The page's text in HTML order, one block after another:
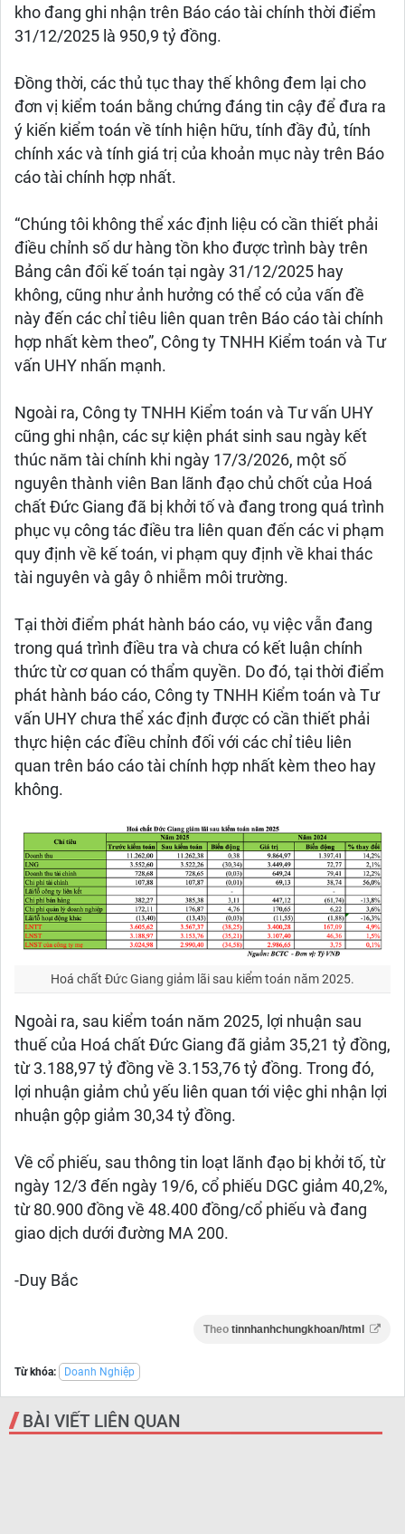
kho đang ghi nhận trên Báo cáo tài chính thời điểm
31/12/2025 là 950,9 tỷ đồng.
Đồng thời, các thủ tục thay thế không đem lại cho
đơn vị kiểm toán bằng chứng đáng tin cậy để đưa ra
ý kiến kiểm toán về tính hiện hữu, tính đầy đủ, tính
chính xác và tính giá trị của khoản mục này trên Báo
cáo tài chính hợp nhất.
“Chúng tôi không thể xác định liệu có cần thiết phải
điều chỉnh số dư hàng tồn kho được trình bày trên
Bảng cân đối kế toán tại ngày 31/12/2025 hay
không, cũng như ảnh hưởng có thể có của vấn đề
này đến các chỉ tiêu liên quan trên Báo cáo tài chính
hợp nhất kèm theo”, Công ty TNHH Kiểm toán và Tư
vấn UHY nhấn mạnh.
Ngoài ra, Công ty TNHH Kiểm toán và Tư vấn UHY
cũng ghi nhận, các sự kiện phát sinh sau ngày kết
thúc năm tài chính khi ngày 17/3/2026, một số
nguyên thành viên Ban lãnh đạo chủ chốt của Hoá
chất Đức Giang đã bị khởi tố và đang trong quá trình
phục vụ công tác điều tra liên quan đến các vi phạm
quy định về kế toán, vi phạm quy định về khai thác
tài nguyên và gây ô nhiễm môi trường.
Tại thời điểm phát hành báo cáo, vụ việc vẫn đang
trong quá trình điều tra và chưa có kết luận chính
thức từ cơ quan có thẩm quyền. Do đó, tại thời điểm
phát hành báo cáo, Công ty TNHH Kiểm toán và Tư
vấn UHY chưa thể xác định được có cần thiết phải
thực hiện các điều chỉnh đối với các chỉ tiêu liên
quan trên báo cáo tài chính hợp nhất kèm theo hay
không.
Hoá chất Đức Giang giảm lãi sau kiểm toán năm 2025.
Ngoài ra, sau kiểm toán năm 2025, lợi nhuận sau
thuế của Hoá chất Đức Giang đã giảm 35,21 tỷ đồng,
từ 3.188,97 tỷ đồng về 3.153,76 tỷ đồng. Trong đó,
lợi nhuận giảm chủ yếu liên quan tới việc ghi nhận lợi
nhuận gộp giảm 30,34 tỷ đồng.
Về cổ phiếu, sau thông tin loạt lãnh đạo bị khởi tố, từ
ngày 12/3 đến ngày 19/6, cổ phiếu DGC giảm 40,2%,
từ 80.900 đồng về 48.400 đồng/cổ phiếu và đang
giao dịch dưới đường MA 200.
-Duy Bắc
Theo tinnhanhchungkhoan/html
Từ khóa: Doanh Nghiệp
BÀI VIẾT LIÊN QUAN